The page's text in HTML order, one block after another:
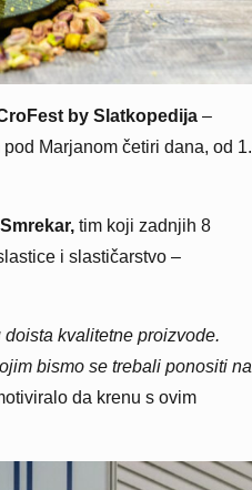
by Slatkopedija –
Marjanom četiri dana, od 1.
tim koji zadnjih 8
i slastičarstvo –
kvalitetne proizvode.
bismo se trebali ponositi na
da krenu s ovim